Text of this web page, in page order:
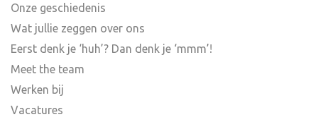
Onze geschiedenis
Wat jullie zeggen over ons
Eerst denk je ‘huh’? Dan denk je ‘mmm’!
Meet the team
Werken bij
Vacatures